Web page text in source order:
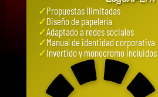
✓Propuestas ilimitadas
✓Diseño de papelería
✓Adaptado a redes sociales
✓Manual de identidad corporativa
✓Invertido y monocromo incluidos